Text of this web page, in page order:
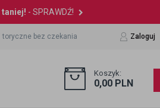
taniej! - SPRAWDŹ!
toryczne bez czekania Zaloguj
Koszyk:
0,00 PLN